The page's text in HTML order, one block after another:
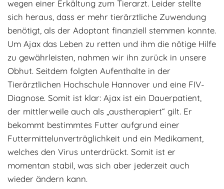
wegen einer Erkältung zum Tierarzt. Leider stellte
sich heraus, dass er mehr tierärztliche Zuwendung
benötigt, als der Adoptant finanziell stemmen konnte.
Um Ajax das Leben zu retten und ihm die nötige Hilfe
zu gewährleisten, nahmen wir ihn zurück in unsere
Obhut. Seitdem folgten Aufenthalte in der
Tierärztlichen Hochschule Hannover und eine FIV-
Diagnose. Somit ist klar: Ajax ist ein Dauerpatient,
der mittlerweile auch als „austherapiert“ gilt. Er
bekommt bestimmtes Futter aufgrund einer
Futtermittelunverträglichkeit und ein Medikament,
welches den Virus unterdrückt. Somit ist er
momentan stabil, was sich aber jederzeit auch
wieder ändern kann.